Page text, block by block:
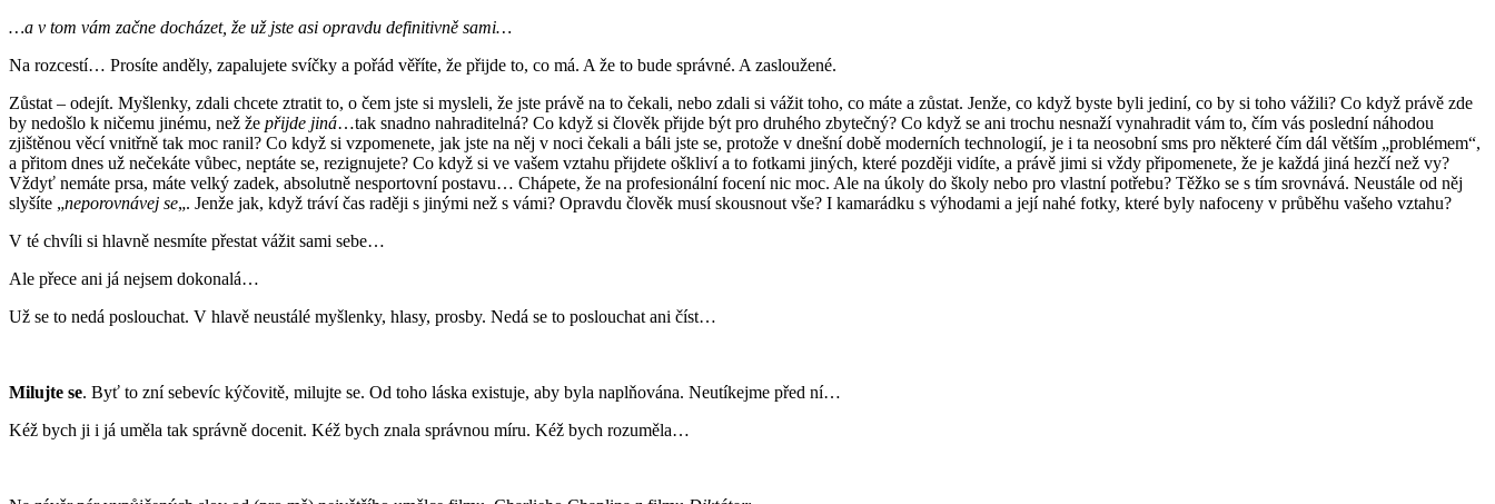
…a v tom vám začne docházet, že už jste asi opravdu definitivně sami…
Na rozcestí… Prosíte anděly, zapalujete svíčky a pořád věříte, že přijde to, co má. A že to bude správné. A zasloužené.
Zůstat – odejít. Myšlenky, zdali chcete ztratit to, o čem jste si mysleli, že jste právě na to čekali, nebo zdali si vážit toho, co máte a zůstat. Jenže, co když byste byli jediní, co by si toho vážili? Co když právě zde
by nedošlo k ničemu jinému, než že přijde jiná…tak snadno nahraditelná? Co když si člověk přijde být pro druhého zbytečný? Co když se ani trochu nesnaží vynahradit vám to, čím vás poslední náhodou
zjištěnou věcí vnitřně tak moc ranil? Co když si vzpomenete, jak jste na něj v noci čekali a báli jste se, protože v dnešní době moderních technologií, je i ta neosobní sms pro některé čím dál větším „problémem“,
a přitom dnes už nečekáte vůbec, neptáte se, rezignujete? Co když si ve vašem vztahu přijdete oškliví a to fotkami jiných, které později vidíte, a právě jimi si vždy připomenete, že je každá jiná hezčí než vy?
Vždyť nemáte prsa, máte velký zadek, absolutně nesportovní postavu… Chápete, že na profesionální focení nic moc. Ale na úkoly do školy nebo pro vlastní potřebu? Těžko se s tím srovnává. Neustále od něj
slyšíte „neporovnávej se„. Jenže jak, když tráví čas raději s jinými než s vámi? Opravdu člověk musí skousnout vše? I kamarádku s výhodami a její nahé fotky, které byly nafoceny v průběhu vašeho vztahu?
V té chvíli si hlavně nesmíte přestat vážit sami sebe…
Ale přece ani já nejsem dokonalá…
Už se to nedá poslouchat. V hlavě neustálé myšlenky, hlasy, prosby. Nedá se to poslouchat ani číst…
Milujte se. Byť to zní sebevíc kýčovitě, milujte se. Od toho láska existuje, aby byla naplňována. Neutíkejme před ní…
Kéž bych ji i já uměla tak správně docenit. Kéž bych znala správnou míru. Kéž bych rozuměla…